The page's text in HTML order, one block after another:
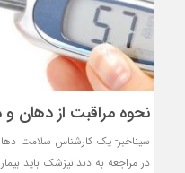
نحوه مراقبت از دهان و
سیناخبر- یک کارشناس سلامت
در مراجعه به دندانپزشک باید